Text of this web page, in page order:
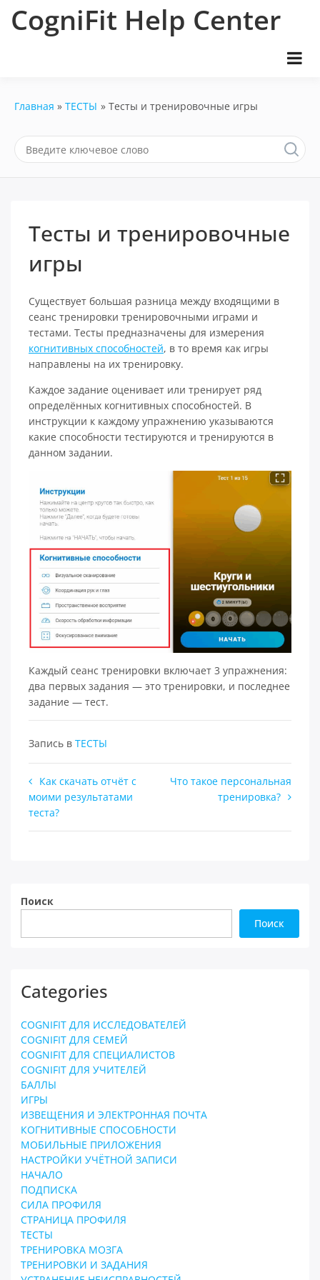
содержимому
CogniFit Help Center
Главная ТЕСТЫ Тесты и тренировочные игры
Тесты и тренировочные
игры
Существует большая разница между входящими в
сеанс тренировки тренировочными играми и
тестами. Тесты предназначены для измерения
когнитивных способностей, в то время как игры
направлены на их тренировку.
Каждое задание оценивает или тренирует ряд
определённых когнитивных способностей. В
инструкции к каждому упражнению указываются
какие способности тестируются и тренируются в
данном задании.
Каждый сеанс тренировки включает 3 упражнения:
два первых задания — это тренировки, и последнее
задание — тест.
Запись в ТЕСТЫ
Навигация
по
записям
Как скачать отчёт с
моими результатами
теста?
Что такое персональная
тренировка?
Поиск
Поиск
Categories
COGNIFIT ДЛЯ ИССЛЕДОВАТЕЛЕЙ
COGNIFIT ДЛЯ СЕМЕЙ
COGNIFIT ДЛЯ СПЕЦИАЛИСТОВ
COGNIFIT ДЛЯ УЧИТЕЛЕЙ
БАЛЛЫ
ИГРЫ
ИЗВЕЩЕНИЯ И ЭЛЕКТРОННАЯ ПОЧТА
КОГНИТИВНЫЕ СПОСОБНОСТИ
МОБИЛЬНЫЕ ПРИЛОЖЕНИЯ
НАСТРОЙКИ УЧЁТНОЙ ЗАПИСИ
НАЧАЛО
ПОДПИСКА
СИЛА ПРОФИЛЯ
СТРАНИЦА ПРОФИЛЯ
ТЕСТЫ
ТРЕНИРОВКА МОЗГА
ТРЕНИРОВКИ И ЗАДАНИЯ